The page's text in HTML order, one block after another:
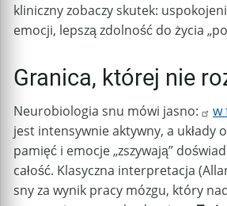
kliniczny zobaczy skutek:
emocji, lepszą zdolność do życia
Granica, której nie
Neurobiologia snu mówi jasno: w
jest intensywnie aktywny, a układy
pamięć i emocje „zszywają”
całość. Klasyczna interpretacja
sny za wynik pracy mózgu, który